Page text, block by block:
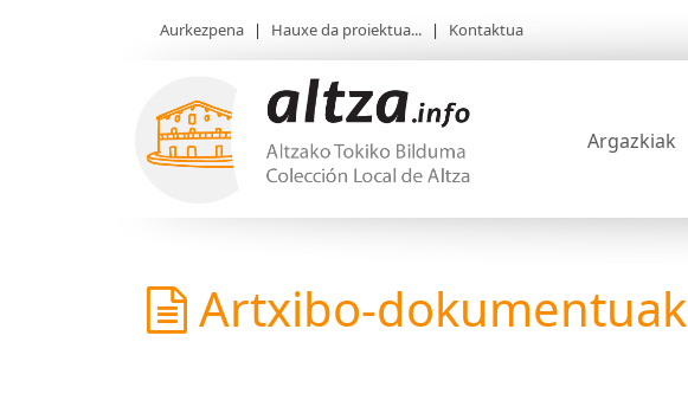
Aurkezpena | Hauxe da proiektua... | Kontaktua
Argazkiak
Artxibo-dokumentuak